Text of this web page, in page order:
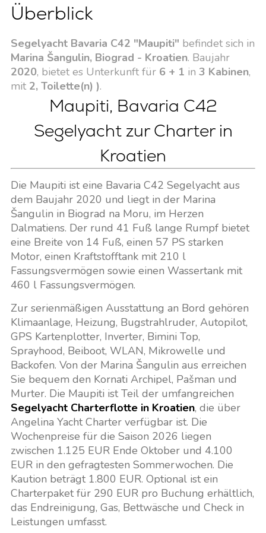
Überblick
Segelyacht Bavaria C42 "Maupiti" befindet sich in
Marina Šangulin, Biograd - Kroatien. Baujahr
2020, bietet es Unterkunft für 6 + 1 in 3 Kabinen,
mit 2, Toilette(n) ).
Maupiti, Bavaria C42
Segelyacht zur Charter in
Kroatien
Die Maupiti ist eine Bavaria C42 Segelyacht aus
dem Baujahr 2020 und liegt in der Marina
Šangulin in Biograd na Moru, im Herzen
Dalmatiens. Der rund 41 Fuß lange Rumpf bietet
eine Breite von 14 Fuß, einen 57 PS starken
Motor, einen Kraftstofftank mit 210 l
Fassungsvermögen sowie einen Wassertank mit
460 l Fassungsvermögen.
Zur serienmäßigen Ausstattung an Bord gehören
Klimaanlage, Heizung, Bugstrahlruder, Autopilot,
GPS Kartenplotter, Inverter, Bimini Top,
Sprayhood, Beiboot, WLAN, Mikrowelle und
Backofen. Von der Marina Šangulin aus erreichen
Sie bequem den Kornati Archipel, Pašman und
Murter. Die Maupiti ist Teil der umfangreichen
Segelyacht Charterflotte in Kroatien, die über
Angelina Yacht Charter verfügbar ist. Die
Wochenpreise für die Saison 2026 liegen
zwischen 1.125 EUR Ende Oktober und 4.100
EUR in den gefragtesten Sommerwochen. Die
Kaution beträgt 1.800 EUR. Optional ist ein
Charterpaket für 290 EUR pro Buchung erhältlich,
das Endreinigung, Gas, Bettwäsche und Check in
Leistungen umfasst.